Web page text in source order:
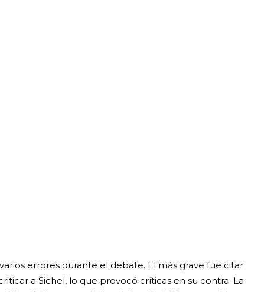
errores durante el debate. El más grave fue citar
a Sichel, lo que provocó críticas en su contra. La